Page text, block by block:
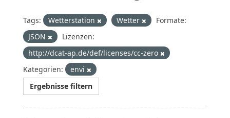
Tags: Wetterstation Wetter
Formate:
JSON
Lizenzen:
http://dcat-ap.de/def/licenses/cc-zero
Kategorien:
envi
Ergebnisse filtern